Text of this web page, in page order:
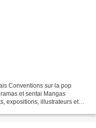
Conventions sur la pop
et sentai Mangas
expositions, illustrateurs et